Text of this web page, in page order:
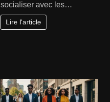
socialiser avec les…
Lire l'article